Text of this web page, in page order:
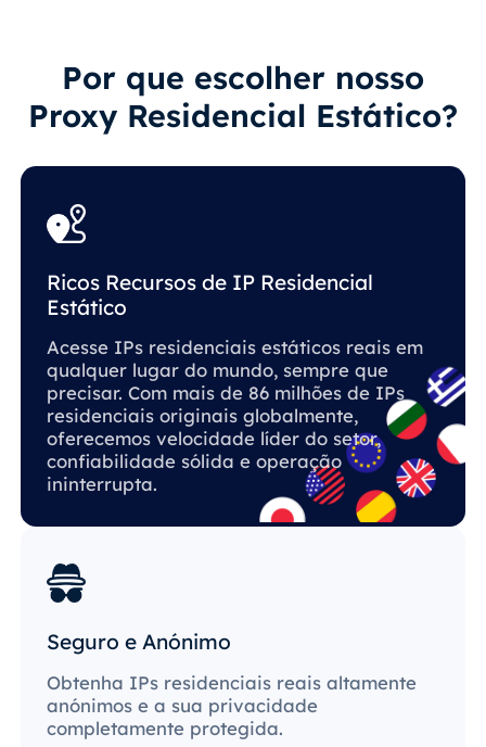
Por que escolher nosso
Proxy Residencial Estático?
Ricos Recursos de IP Residencial
Estático
Acesse IPs residenciais estáticos reais em
qualquer lugar do mundo, sempre que
precisar. Com mais de 86 milhões de IPs
residenciais originais globalmente,
oferecemos velocidade líder do setor,
confiabilidade sólida e operação
ininterrupta.
Seguro e Anónimo
Obtenha IPs residenciais reais altamente
anónimos e a sua privacidade
completamente protegida.